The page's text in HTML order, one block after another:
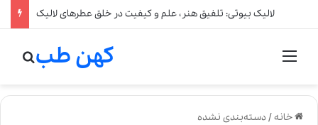
لالیک بیوتی: تلفیق هنر، علم و کیفیت در خلق عطرهای لالیک
منو کهن طب
خانه/دسته‌بندی نشده